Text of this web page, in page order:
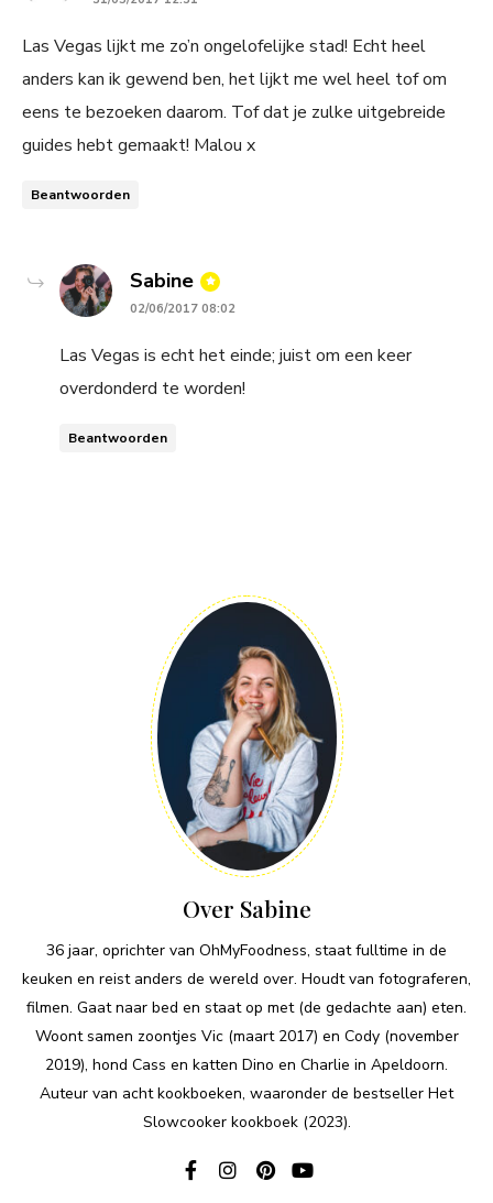
Las Vegas lijkt me zo’n ongelofelijke stad! Echt heel
anders kan ik gewend ben, het lijkt me wel heel tof om
eens te bezoeken daarom. Tof dat je zulke uitgebreide
guides hebt gemaakt! Malou x
Beantwoorden
Sabine says:
02/06/2017 08:02
Las Vegas is echt het einde; juist om een keer
overdonderd te worden!
Beantwoorden
Over Sabine
36 jaar, oprichter van OhMyFoodness, staat fulltime in de
keuken en reist anders de wereld over. Houdt van fotograferen,
filmen. Gaat naar bed en staat op met (de gedachte aan) eten.
Woont samen zoontjes Vic (maart 2017) en Cody (november
2019), hond Cass en katten Dino en Charlie in Apeldoorn.
Auteur van acht kookboeken, waaronder de bestseller Het
Slowcooker kookboek (2023).